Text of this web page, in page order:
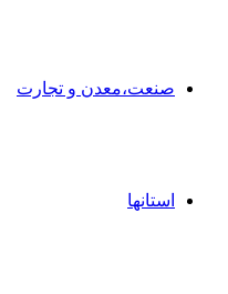
صنعت،معدن و تجارت
استانها